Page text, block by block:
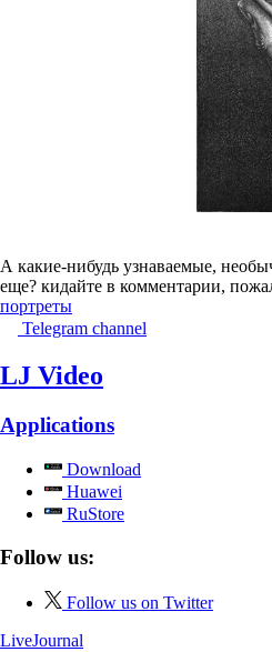
А какие-нибудь узнаваемые,
еще? кидайте в комментарии,
портреты
Telegram channel
LJ Video
Applications
Download
Huawei
RuStore
Follow us:
Follow us on Twitter
LiveJournal